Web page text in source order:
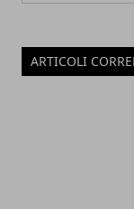
ARTICOLI